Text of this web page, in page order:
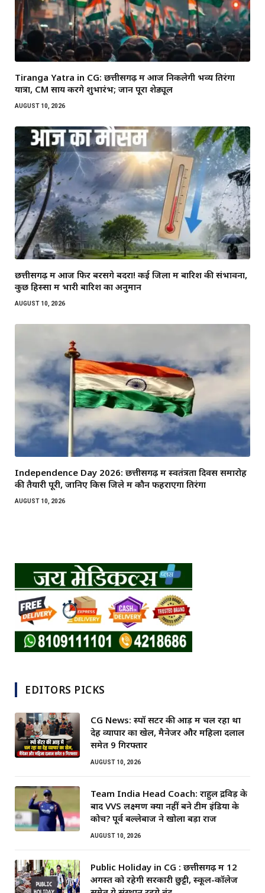
Tiranga Yatra in CG: छत्तीसगढ़ में आज निकलेगी भव्य तिरंगा
यात्रा, CM साय करेंगे शुभारंभ; जानें पूरा शेड्यूल
AUGUST 10, 2026
छत्तीसगढ़ में आज फिर बरसेंगे बदरा! कई जिलों में बारिश की संभावना,
कुछ हिस्सों में भारी बारिश का अनुमान
AUGUST 10, 2026
Independence Day 2026: छत्तीसगढ़ में स्वतंत्रता दिवस समारोह
की तैयारी पूरी, जानिए किस जिले में कौन फहराएगा तिरंगा
AUGUST 10, 2026
EDITORS PICKS
CG News: स्पॉ सेंटर की आड़ में चल रहा था
देह व्यापार का खेल, मैनेजर और महिला दलाल
समेत 9 गिरफ्तार
AUGUST 10, 2026
Team India Head Coach: राहुल द्रविड़ के
बाद VVS लक्ष्मण क्यों नहीं बने टीम इंडिया के
कोच? पूर्व बल्लेबाज ने खोला बड़ा राज
AUGUST 10, 2026
Public Holiday in CG : छत्तीसगढ़ में 12
अगस्त को रहेगी सरकारी छुट्टी, स्कूल-कॉलेज